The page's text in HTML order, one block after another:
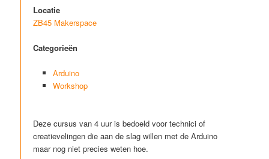
Locatie
ZB45 Makerspace
Categorieën
Arduino
Workshop
Deze cursus van 4 uur is bedoeld voor technici of
creatievelingen die aan de slag willen met de Arduino
maar nog niet precies weten hoe.